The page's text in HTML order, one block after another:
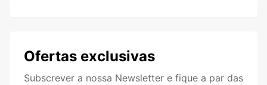
Ofertas exclusivas
Subscrever a nossa Newsletter e fique a par das